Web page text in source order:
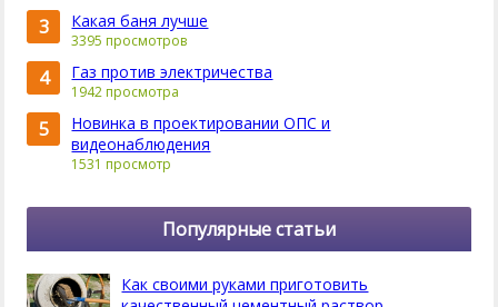
3 Какая баня лучше
3395 просмотров
4 Газ против электричества
1942 просмотра
5
Новинка в проектировании ОПС и
видеонаблюдения
1531 просмотр
Популярные статьи
Как своими руками приготовить